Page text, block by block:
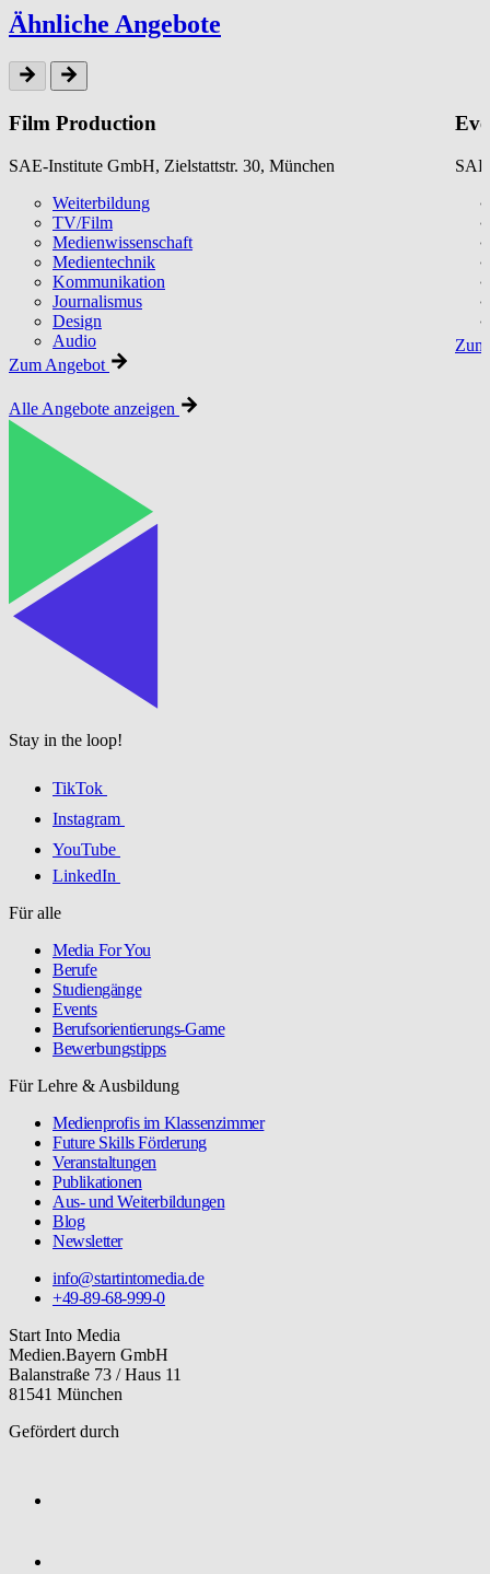
Ähnliche Angebote
Film Production
SAE-Institute GmbH, Zielstattstr. 30, München
Weiterbildung
TV/Film
Medienwissenschaft
Medientechnik
Kommunikation
Journalismus
Design
Audio
Zum Angebot
Alle Angebote anzeigen
Stay in the loop!
TikTok
Instagram
YouTube
LinkedIn
Für alle
Media For You
Berufe
Studiengänge
Events
Berufsorientierungs-Game
Bewerbungstipps
Für Lehre & Ausbildung
Medienprofis im Klassenzimmer
Future Skills Förderung
Veranstaltungen
Publikationen
Aus- und Weiterbildungen
Blog
Newsletter
info@startintomedia.de
+49-89-68-999-0
Start Into Media
Medien.Bayern GmbH
Balanstraße 73 / Haus 11
81541 München
Gefördert durch